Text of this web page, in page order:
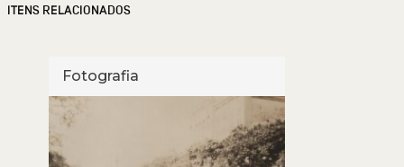
ITENS RELACIONADOS
Fotografia